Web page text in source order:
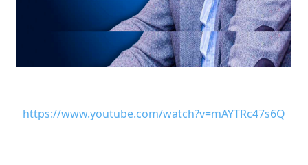
https://www.youtube.com/watch?v=mAYTRc47s6Q